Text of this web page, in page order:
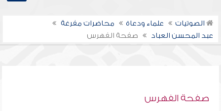
الصوتيات علماء ودعاة
محاضرات مفرغة
عبد المحسن العباد
صفحة الفهرس
صفحة الفهرس